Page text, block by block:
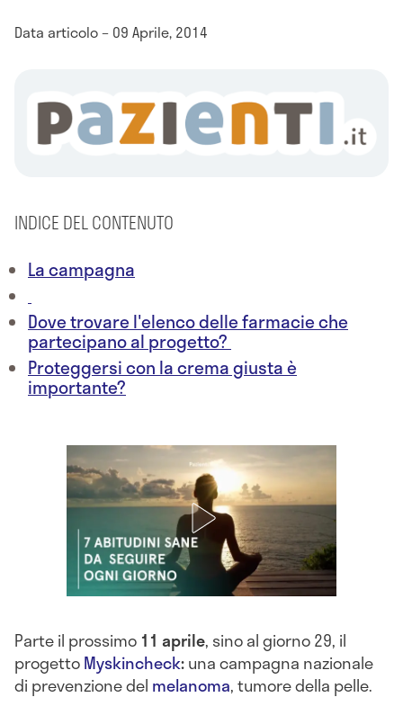
Data articolo – 09 Aprile, 2014
INDICE DEL CONTENUTO
La campagna
Dove trovare l'elenco delle farmacie che
partecipano al progetto?
Proteggersi con la crema giusta è
importante?
Parte il prossimo 11 aprile, sino al giorno 29, il
progettoMyskincheck:una campagna nazionale
di prevenzione del melanoma, tumore della pelle.